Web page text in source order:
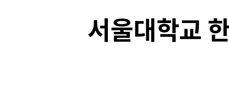
서울대학교